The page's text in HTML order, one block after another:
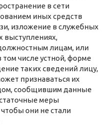
в сети
иных средств
изложение в служебных
выступлениях,
лицам, или
числе устной, форме
таких сведений лицу,
признаваться их
сообщившим данные
меры
они не стали